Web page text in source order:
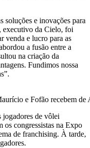
soluções e inovações para
executivo da Cielo, foi
venda e lucro para as
a fusão entre a
na criação da
Fundimos nossa
e Fofão recebem
jogadores de vôlei
os congressistas na Expo
de franchising. À tarde,